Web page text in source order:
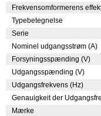
Frekvensomformerens
Typebetegnelse
Serie
Nominel udgangsstrøm (A)
Forsyningsspænding (V)
Udgangsspænding (V)
Udgangsfrekvens (Hz)
Genauigkeit der
Mærke